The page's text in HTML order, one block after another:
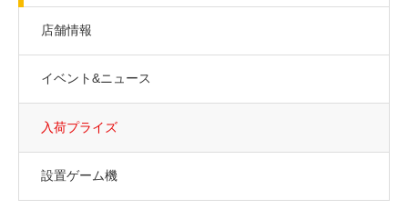
店舗情報
イベント&ニュース
入荷プライズ
設置ゲーム機